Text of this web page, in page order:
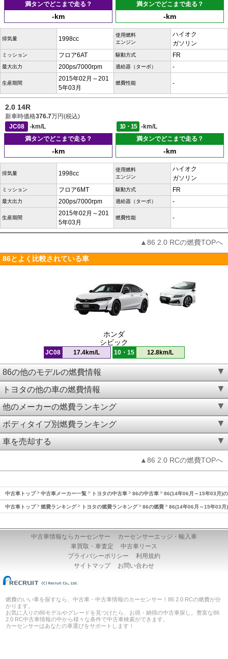
満タンでどこまで走る？
-km
満タンでどこまで走る？
-km
排気量 1998cc
使用燃料
エンジン
ハイオク
ガソリン
ミッション フロア6AT 駆動方式 FR
最大出力 200ps/7000rpm 過給器（ターボ） -
生産期間
2015年02月～201
5年03月
燃費性能 -
2.0 14R
新車時価格376.7万円(税込)
JC08
-km/L 10・15
-km/L
満タンでどこまで走る？
-km
満タンでどこまで走る？
-km
排気量 1998cc
使用燃料
エンジン
ハイオク
ガソリン
ミッション フロア6MT 駆動方式 FR
最大出力 200ps/7000rpm 過給器（ターボ） -
生産期間
2015年02月～201
5年03月
燃費性能 -
▲86 2.0 RCの燃費TOPへ
86とよく比較されている車
ホンダ
シビック
JC08 17.4km/L 10・15 12.8km/L
86の他のモデルの燃費情報
トヨタの他の車の燃費情報
他のメーカーの燃費ランキング
ボディタイプ別燃費ランキング
車を売却する
▲86 2.0 RCの燃費TOPへ
中古車トップ 中古車メーカー一覧 トヨタの中古車 86の中古車 86(14年06月～15年03月)
中古車トップ 燃費ランキング トヨタの燃費ランキング 86の燃費 86(14年06月～15年03月
中古車情報ならカーセンサー
カーセンサーエッジ・輸入車
車買取・車査定
中古車リース
プライバシーポリシー
利用規約
サイトマップ
お問い合わせ
燃費のいい車を探すなら、中古車・中古車情報のカーセンサー！86 2.0 RCの燃費が分
かります。
お気に入りの86モデルやグレードを見つけたら、お得・納得の中古車探し。豊富な86
2.0 RC中古車情報の中から様々な条件で中古車検索ができます。
カーセンサーはあなたの車選びをサポートします！